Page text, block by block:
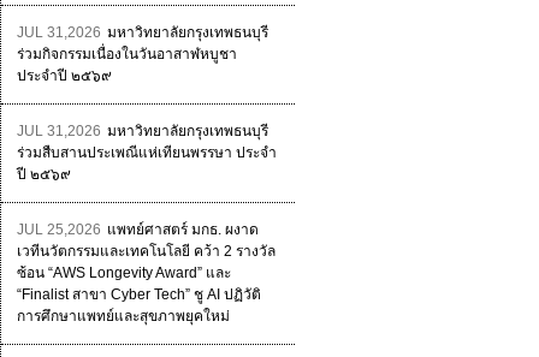
JUL 31,2026 มหาวิทยาลัยกรุงเทพธนบุรี
ร่วมกิจกรรมเนื่องในวันอาสาฬหบูชา
ประจำปี ๒๕๖๙
JUL 31,2026 มหาวิทยาลัยกรุงเทพธนบุรี
ร่วมสืบสานประเพณีแห่เทียนพรรษา ประจำ
ปี ๒๕๖๙
JUL 25,2026 แพทย์ศาสตร์ มกธ. ผงาด
เวทีนวัตกรรมและเทคโนโลยี คว้า 2 รางวัล
ซ้อน “AWS Longevity Award” และ
“Finalist สาขา Cyber Tech” ชู AI ปฏิวัติ
การศึกษาแพทย์และสุขภาพยุคใหม่